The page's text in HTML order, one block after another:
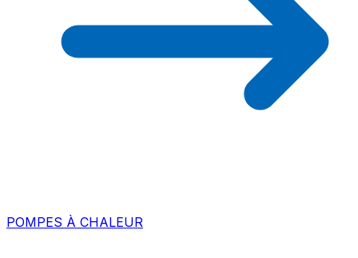
POMPES À CHALEUR